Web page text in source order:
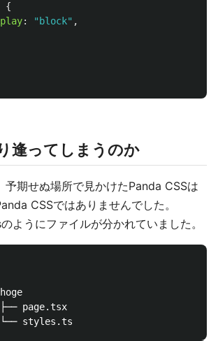
{
: " block" ,
逢ってしまうのか
予期せぬ場所で見かけたPanda CSSは
CSSではありませんでした。
ようにファイルが分かれていました。
page.tsx